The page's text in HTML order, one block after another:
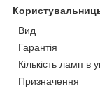
Вид
Гарантія
Кількість ламп в
Призначення